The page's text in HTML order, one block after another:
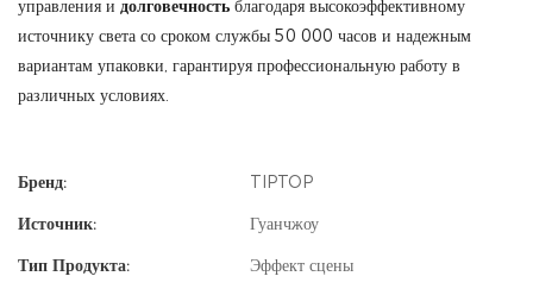
управления и долговечность благодаря высокоэффективному
источнику света со сроком службы 50 000 часов и надежным
вариантам упаковки, гарантируя профессиональную работу в
различных условиях.
Бренд:
TIPTOP
Источник:
Гуанчжоу
Тип Продукта:
Эффект сцены